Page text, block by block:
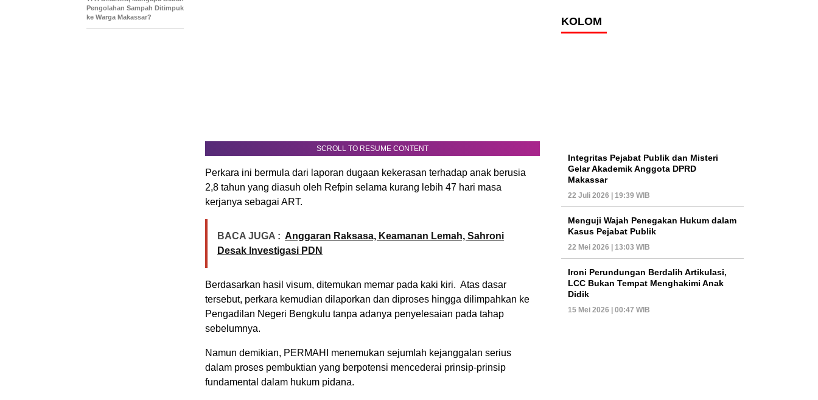
SCROLL TO RESUME CONTENT
Perkara ini bermula dari laporan dugaan kekerasan terhadap anak berusia
2,8 tahun yang diasuh oleh Refpin selama kurang lebih 47 hari masa
kerjanya sebagai ART.
BACA JUGA : Anggaran Raksasa, Keamanan Lemah, Sahroni
Desak Investigasi PDN
Berdasarkan hasil visum, ditemukan memar pada kaki kiri. Atas dasar
tersebut, perkara kemudian dilaporkan dan diproses hingga dilimpahkan ke
Pengadilan Negeri Bengkulu tanpa adanya penyelesaian pada tahap
sebelumnya.
Namun demikian, PERMAHI menemukan sejumlah kejanggalan serius
dalam proses pembuktian yang berpotensi mencederai prinsip-prinsip
fundamental dalam hukum pidana.
Pengolahan Sampah Ditimpuk
ke Warga Makassar?
KOLOM
Integritas Pejabat Publik dan Misteri
Gelar Akademik Anggota DPRD
Makassar
22 Juli 2026 | 19:39 WIB
Menguji Wajah Penegakan Hukum dalam
Kasus Pejabat Publik
22 Mei 2026 | 13:03 WIB
Ironi Perundungan Berdalih Artikulasi,
LCC Bukan Tempat Menghakimi Anak
Didik
15 Mei 2026 | 00:47 WIB